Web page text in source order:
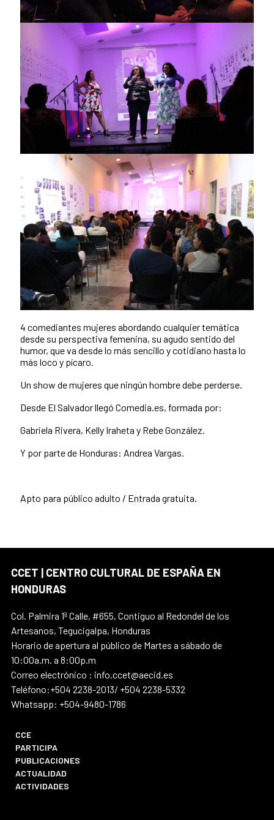
4 comediantes mujeres abordando cualquier temática
desde su perspectiva femenina, su agudo sentido del
humor, que va desde lo más sencillo y cotidiano hasta lo
más loco y pícaro.
Un show de mujeres que ningún hombre debe perderse.
Desde El Salvador llegó Comedia.es, formada por:
Gabriela Rivera, Kelly Iraheta y Rebe González.
Y por parte de Honduras: Andrea Vargas.
Apto para público adulto / Entrada gratuita.
CCET | CENTRO CULTURAL DE ESPAÑA EN
HONDURAS
Col. Palmira 1ª Calle, #655, Contiguo al Redondel de los
Artesanos, Tegucigalpa, Honduras
Horario de apertura al público de Martes a sábado de
10:00a.m. a 8:00p.m
Correo electrónico : info.ccet@aecid.es
Teléfono:+504 2238-2013/ +504 2238-5332
Whatsapp: +504-9480-1786
CCE
PARTICIPA
PUBLICACIONES
ACTUALIDAD
ACTIVIDADES